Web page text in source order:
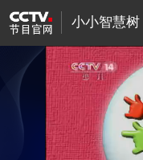
小小智慧树